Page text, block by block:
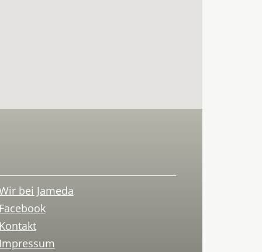
bei Jameda
Facebook
Kontakt
Impressum